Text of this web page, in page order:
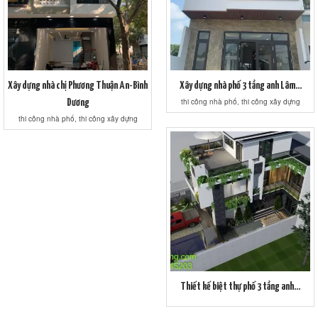
Xây dựng nhà chị Phương Thuận An-Bình
Dương
thi công nhà phố, thi công xây dựng
Xây dựng nhà phố 3 tầng anh Lâm...
thi công nhà phố, thi công xây dựng
Thiết kế biệt thự phố 3 tầng anh...